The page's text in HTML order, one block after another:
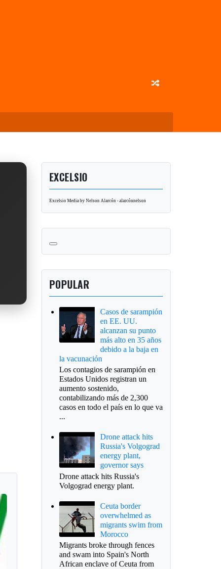
EXCELSIO
Excelsio Media by Nelson Alarcón - alarcónnelson
POPULAR
Casos de sarampión
en EE. UU.
alcanzan su punto
más alto en 35 años
debido a la baja en
la vacunación
Los contagios de sarampión en
Estados Unidos registran un
aumento sostenido,
contabilizando más de 2,300
casos en todo el país en lo que va
...
Drone attack hits
Russia's Volgograd
energy plant,
governor says
Drone attack hits Russia's
Volgograd energy plant.
Ceuta border
overwhelmed as
migrants swim from
Morocco
Migrants broke through fences
and swam into Spain's North
African enclave of Ceuta from